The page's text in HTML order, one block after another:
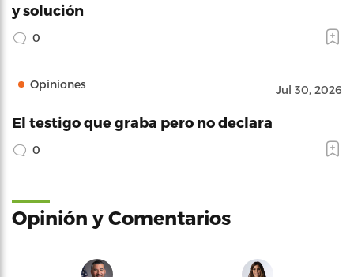
y solución
0
Opiniones Jul 30, 2026
El testigo que graba pero no declara
0
Opinión y Comentarios